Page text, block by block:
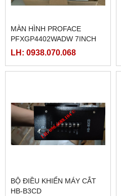
MÀN HÌNH PROFACE
PFXGP4402WADW 7INCH
LH: 0938.070.068
BỘ ĐIỀU KHIỂN MÁY CẮT
HB-B3CD